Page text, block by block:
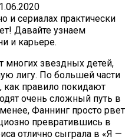
и сериалах практически
Давайте узнаем
и карьере.
многих звездных детей,
лигу. По большей части
правило покидают
очень сложный путь в
Фаннинг просто рвет
превратившись в
отлично сыграла в «Я —